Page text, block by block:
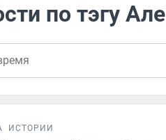
по тэгу
ИСТОРИИ